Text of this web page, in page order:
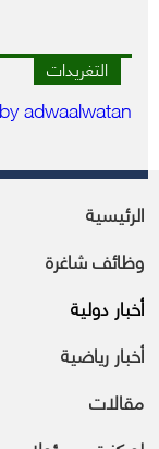
التغريدات
adwaalwatan
الرئيسية
وظائف شاغرة
أخبار دولية
أخبار رياضية
مقالات